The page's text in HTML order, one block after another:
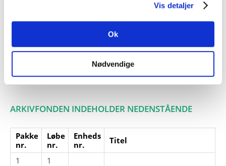
Vis detaljer
Ok
Nødvendige
ARKIVFONDEN INDEHOLDER NEDENSTÅENDE
Pakke
nr.
Løbe
nr.
Enheds
nr.
Titel
1
1